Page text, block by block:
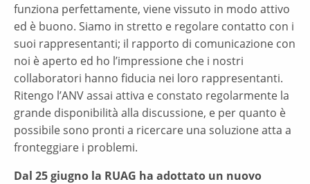
funziona perfettamente, viene vissuto in modo attivo
ed è buono. Siamo in stretto e regolare contatto con i
suoi rappresentanti; il rapporto di comunicazione con
noi è aperto ed ho l’impressione che i nostri
collaboratori hanno fiducia nei loro rappresentanti.
Ritengo l’ANV assai attiva e constato regolarmente la
grande disponibilità alla discussione, e per quanto è
possibile sono pronti a ricercare una soluzione atta a
fronteggiare i problemi.
Dal 25 giugno la RUAG ha adottato un nuovo